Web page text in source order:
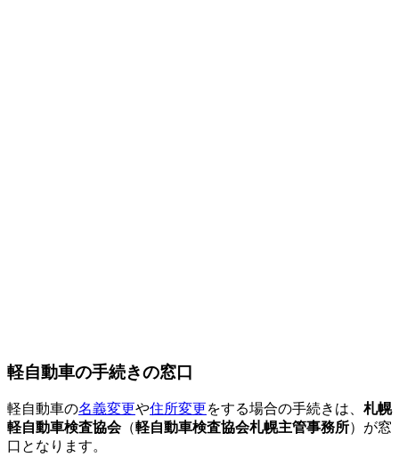
軽自動車の手続きの窓口
軽自動車の名義変更や住所変更をする場合の手続きは、 札幌
軽自動車検査協会（軽自動車検査協会札幌主管事務所）が窓
口となります。